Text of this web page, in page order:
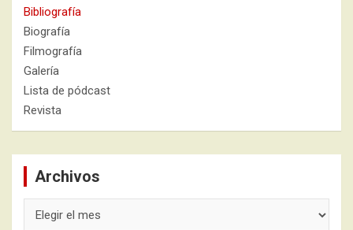
Bibliografía
Biografía
Filmografía
Galería
Lista de pódcast
Revista
Archivos